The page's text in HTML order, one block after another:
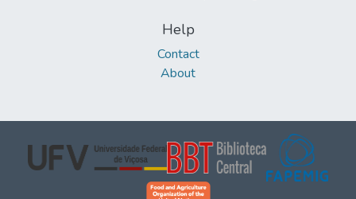
Help
Contact
About